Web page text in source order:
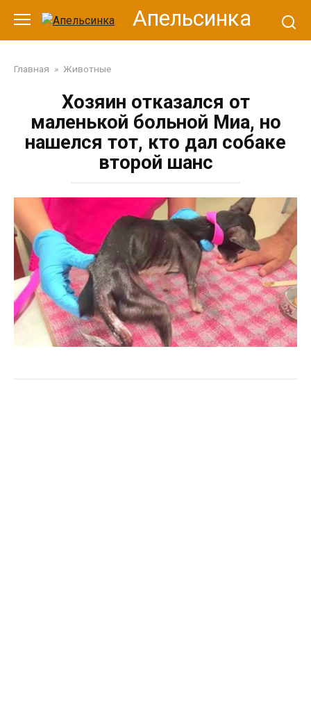
контенту
Апельсинка
Главная » Животные
Хозяин отказался от
маленькой больной Миа, но
нашелся тот, кто дал собаке
второй шанс